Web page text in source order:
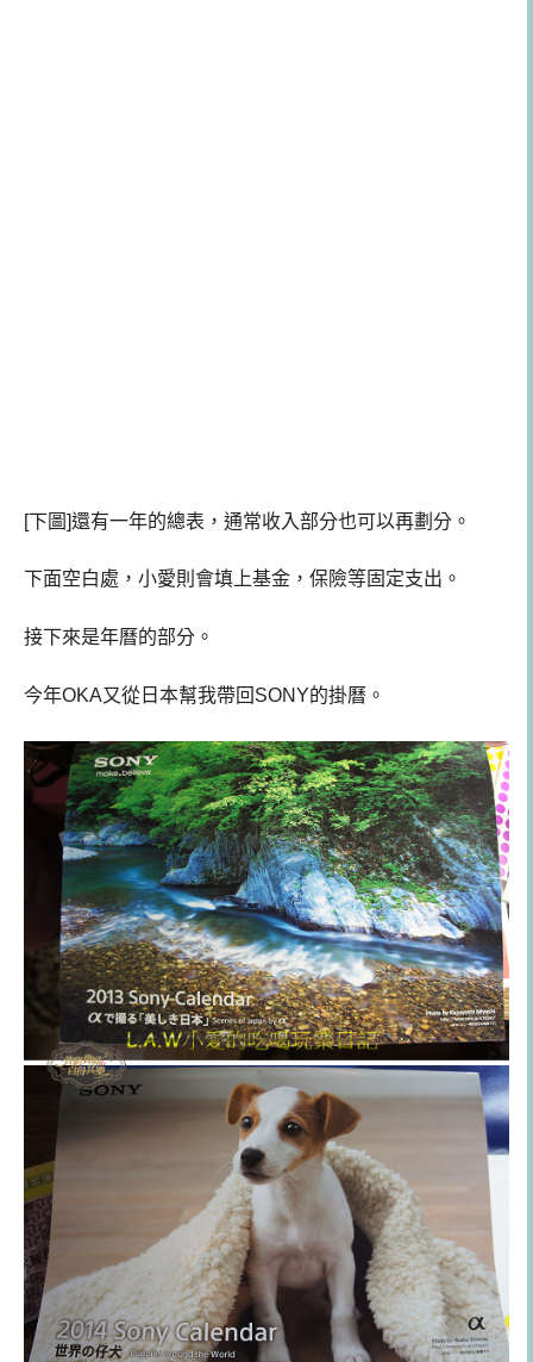
[下圖]還有一年的總表，通常收入部分也可以再劃分。
下面空白處，小愛則會填上基金，保險等固定支出。
接下來是年曆的部分。
今年OKA又從日本幫我帶回SONY的掛曆。